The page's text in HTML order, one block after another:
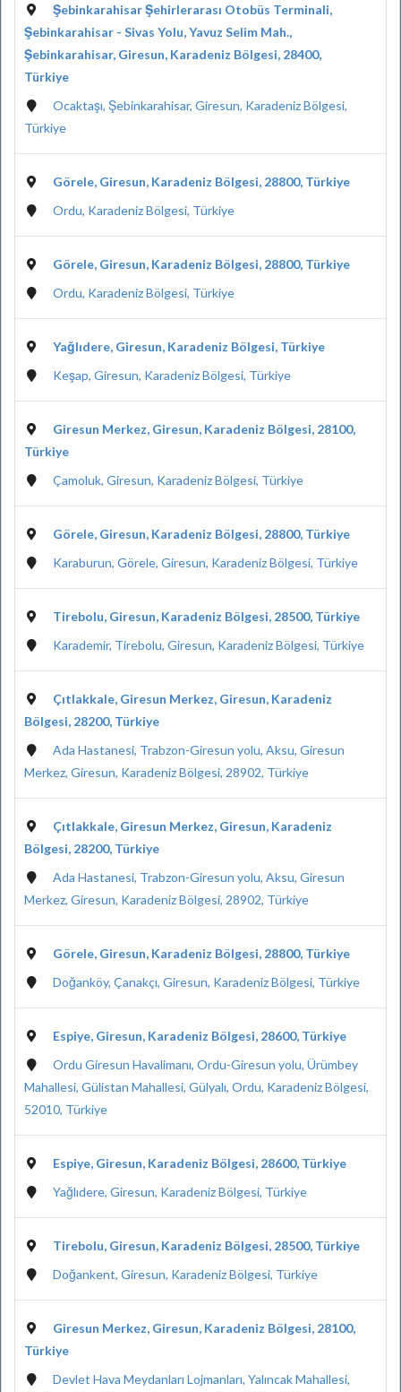
Şebinkarahisar Şehirlerarası Otobüs Terminali,
Şebinkarahisar - Sivas Yolu, Yavuz Selim Mah.,
Şebinkarahisar, Giresun, Karadeniz Bölgesi, 28400,
Türkiye
Ocaktaşı, Şebinkarahisar, Giresun, Karadeniz Bölgesi,
Türkiye
Görele, Giresun, Karadeniz Bölgesi, 28800, Türkiye
Ordu, Karadeniz Bölgesi, Türkiye
Görele, Giresun, Karadeniz Bölgesi, 28800, Türkiye
Ordu, Karadeniz Bölgesi, Türkiye
Yağlıdere, Giresun, Karadeniz Bölgesi, Türkiye
Keşap, Giresun, Karadeniz Bölgesi, Türkiye
Giresun Merkez, Giresun, Karadeniz Bölgesi, 28100,
Türkiye
Çamoluk, Giresun, Karadeniz Bölgesi, Türkiye
Görele, Giresun, Karadeniz Bölgesi, 28800, Türkiye
Karaburun, Görele, Giresun, Karadeniz Bölgesi, Türkiye
Tirebolu, Giresun, Karadeniz Bölgesi, 28500, Türkiye
Karademir, Tirebolu, Giresun, Karadeniz Bölgesi, Türkiye
Çıtlakkale, Giresun Merkez, Giresun, Karadeniz
Bölgesi, 28200, Türkiye
Ada Hastanesi, Trabzon-Giresun yolu, Aksu, Giresun
Merkez, Giresun, Karadeniz Bölgesi, 28902, Türkiye
Çıtlakkale, Giresun Merkez, Giresun, Karadeniz
Bölgesi, 28200, Türkiye
Ada Hastanesi, Trabzon-Giresun yolu, Aksu, Giresun
Merkez, Giresun, Karadeniz Bölgesi, 28902, Türkiye
Görele, Giresun, Karadeniz Bölgesi, 28800, Türkiye
Doğanköy, Çanakçı, Giresun, Karadeniz Bölgesi, Türkiye
Espiye, Giresun, Karadeniz Bölgesi, 28600, Türkiye
Ordu Giresun Havalimanı, Ordu-Giresun yolu, Ürümbey
Mahallesi, Gülistan Mahallesi, Gülyalı, Ordu, Karadeniz Bölgesi,
52010, Türkiye
Espiye, Giresun, Karadeniz Bölgesi, 28600, Türkiye
Yağlıdere, Giresun, Karadeniz Bölgesi, Türkiye
Tirebolu, Giresun, Karadeniz Bölgesi, 28500, Türkiye
Doğankent, Giresun, Karadeniz Bölgesi, Türkiye
Giresun Merkez, Giresun, Karadeniz Bölgesi, 28100,
Türkiye
Devlet Hava Meydanları Lojmanları, Yalıncak Mahallesi,